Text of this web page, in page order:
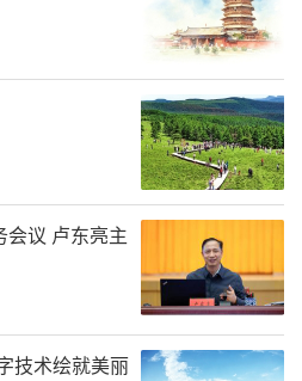
议 卢东亮主
技术绘就美丽